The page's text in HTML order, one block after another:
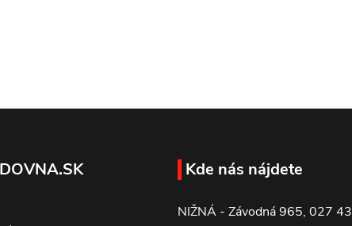
Kde nás nájdete
NIŽNÁ - Závodná 965, 027 43